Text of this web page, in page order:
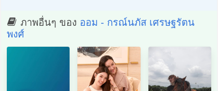
ภาพอื่นๆ ของ ออม - กรณ์นภัส เศรษฐรัตน
พงศ์